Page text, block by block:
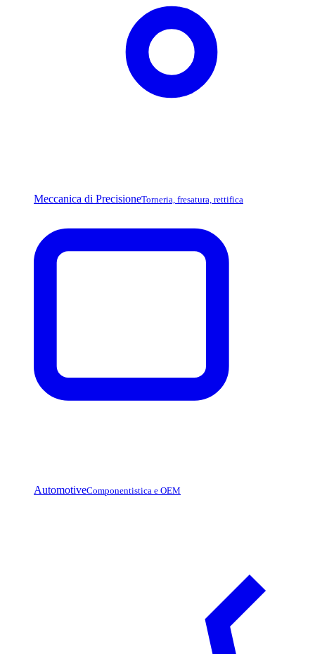
Meccanica di PrecisioneTorneria, fresatura, rettifica
AutomotiveComponentistica e OEM